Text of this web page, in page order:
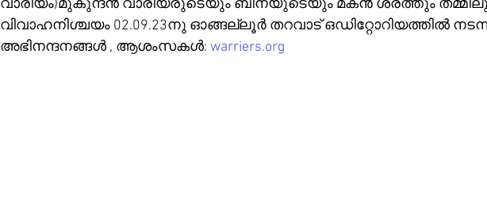
വാരിയം)മുകുന്ദൻ വാരിയരുടെയും ബീനയുടെയും മകൻ ശരത്തും
വിവാഹനിശ്ചയം 02.09.23നു ഓങ്ങല്ലൂർ തറവാട് ഒഡിറ്റോറിയത്തിൽ
അഭിനന്ദനങ്ങൾ , ആശംസകൾ: warriers.org